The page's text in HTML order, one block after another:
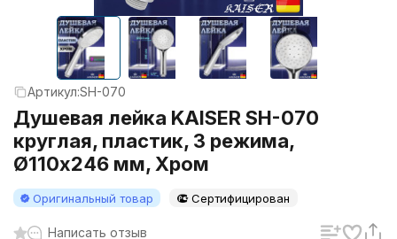
Артикул:SH-070
Душевая лейка KAISER SH-070
круглая, пластик, 3 режима,
Ø110х246 мм, Хром
Оригинальный товар Сертифицирован
Написать отзыв